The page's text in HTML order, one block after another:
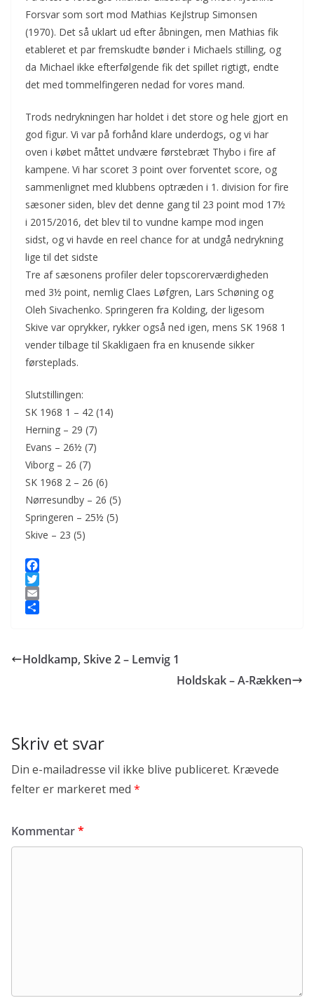
Forsvar som sort mod Mathias Kejlstrup Simonsen
(1970). Det så uklart ud efter åbningen, men Mathias fik
etableret et par fremskudte bønder i Michaels stilling, og
da Michael ikke efterfølgende fik det spillet rigtigt, endte
det med tommelfingeren nedad for vores mand.
Trods nedrykningen har holdet i det store og hele gjort en
god figur. Vi var på forhånd klare underdogs, og vi har
oven i købet måttet undvære førstebræt Thybo i fire af
kampene. Vi har scoret 3 point over forventet score, og
sammenlignet med klubbens optræden i 1. division for fire
sæsoner siden, blev det denne gang til 23 point mod 17½
i 2015/2016, det blev til to vundne kampe mod ingen
sidst, og vi havde en reel chance for at undgå nedrykning
lige til det sidste
Tre af sæsonens profiler deler topscorerværdigheden
med 3½ point, nemlig Claes Løfgren, Lars Schøning og
Oleh Sivachenko. Springeren fra Kolding, der ligesom
Skive var oprykker, rykker også ned igen, mens SK 1968 1
vender tilbage til Skakligaen fra en knusende sikker
førsteplads.
Slutstillingen:
SK 1968 1 – 42 (14)
Herning – 29 (7)
Evans – 26½ (7)
Viborg – 26 (7)
SK 1968 2 – 26 (6)
Nørresundby – 26 (5)
Springeren – 25½ (5)
Skive – 23 (5)
F
a
c
o
T
w
e
E
lr
Holdkamp, Skive 2 – Lemvig 1
Holdskak – A-Rækken
Skriv et svar
Din e-mailadresse vil ikke blive publiceret. Krævede
felter er markeret med *
Kommentar*